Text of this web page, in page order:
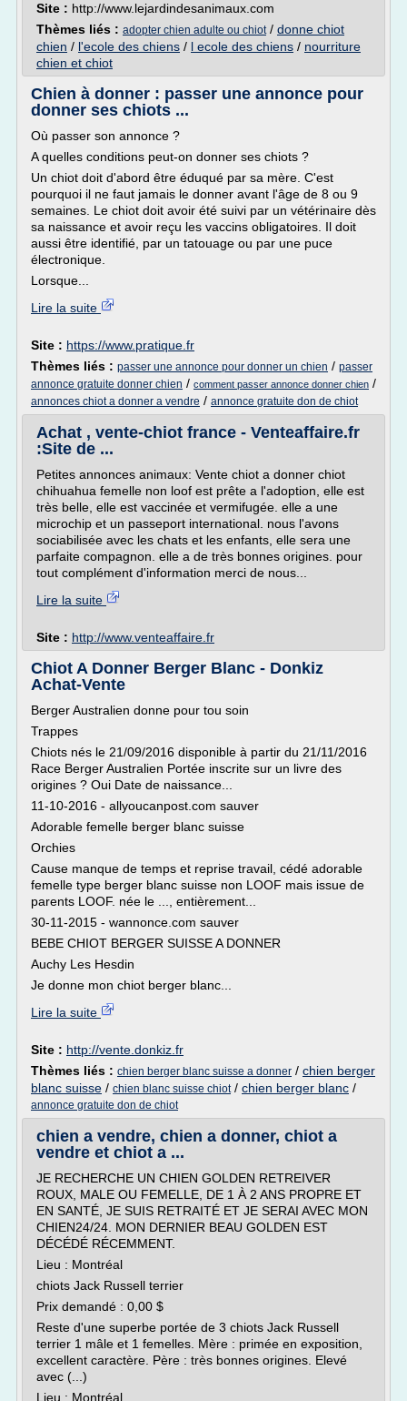
Site : http://www.lejardindesanimaux.com
Thèmes liés : adopter chien adulte ou chiot/ donne chiot
chien / l'ecole des chiens / l ecole des chiens / nourriture
chien et chiot
Chien à donner : passer une annonce pour
donner ses chiots ...
Où passer son annonce ?
A quelles conditions peut-on donner ses chiots ?
Un chiot doit d'abord être éduqué par sa mère. C'est
pourquoi il ne faut jamais le donner avant l'âge de 8 ou 9
semaines. Le chiot doit avoir été suivi par un vétérinaire dès
sa naissance et avoir reçu les vaccins obligatoires. Il doit
aussi être identifié, par un tatouage ou par une puce
électronique.
Lorsque...
Lire la suite
Site : https://www.pratique.fr
Thèmes liés : passer une annonce pour donner un chien / passer
annonce gratuite donner chien / comment passer annonce donner chien /
annonces chiot a donner a vendre / annonce gratuite don de chiot
Achat , vente-chiot france - Venteaffaire.fr
:Site de ...
Petites annonces animaux: Vente chiot a donner chiot
chihuahua femelle non loof est prête a l'adoption, elle est
très belle, elle est vaccinée et vermifugée. elle a une
microchip et un passeport international. nous l'avons
sociabilisée avec les chats et les enfants, elle sera une
parfaite compagnon. elle a de très bonnes origines. pour
tout complément d'information merci de nous...
Lire la suite
Site : http://www.venteaffaire.fr
Chiot A Donner Berger Blanc - Donkiz
Achat-Vente
Berger Australien donne pour tou soin
Trappes
Chiots nés le 21/09/2016 disponible à partir du 21/11/2016
Race Berger Australien Portée inscrite sur un livre des
origines ? Oui Date de naissance...
11-10-2016 - allyoucanpost.com sauver
Adorable femelle berger blanc suisse
Orchies
Cause manque de temps et reprise travail, cédé adorable
femelle type berger blanc suisse non LOOF mais issue de
parents LOOF. née le ..., entièrement...
30-11-2015 - wannonce.com sauver
BEBE CHIOT BERGER SUISSE A DONNER
Auchy Les Hesdin
Je donne mon chiot berger blanc...
Lire la suite
Site : http://vente.donkiz.fr
Thèmes liés : chien berger blanc suisse a donner / chien berger
blanc suisse / chien blanc suisse chiot/ chien berger blanc /
annonce gratuite don de chiot
chien a vendre, chien a donner, chiot a
vendre et chiot a ...
JE RECHERCHE UN CHIEN GOLDEN RETREIVER
ROUX, MALE OU FEMELLE, DE 1 À 2 ANS PROPRE ET
EN SANTÉ, JE SUIS RETRAITÉ ET JE SERAI AVEC MON
CHIEN24/24. MON DERNIER BEAU GOLDEN EST
DÉCÉDÉ RÉCEMMENT.
Lieu : Montréal
chiots Jack Russell terrier
Prix demandé : 0,00 $
Reste d'une superbe portée de 3 chiots Jack Russell
terrier 1 mâle et 1 femelles. Mère : primée en exposition,
excellent caractère. Père : très bonnes origines. Elevé
avec (...)
Lieu : Montréal